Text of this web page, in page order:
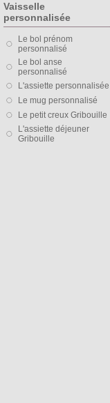
Vaisselle
personnalisée
Le bol prénom
personnalisé
Le bol anse
personnalisé
L'assiette personnalisée
Le mug personnalisé
Le petit creux Gribouille
L'assiette déjeuner
Gribouille